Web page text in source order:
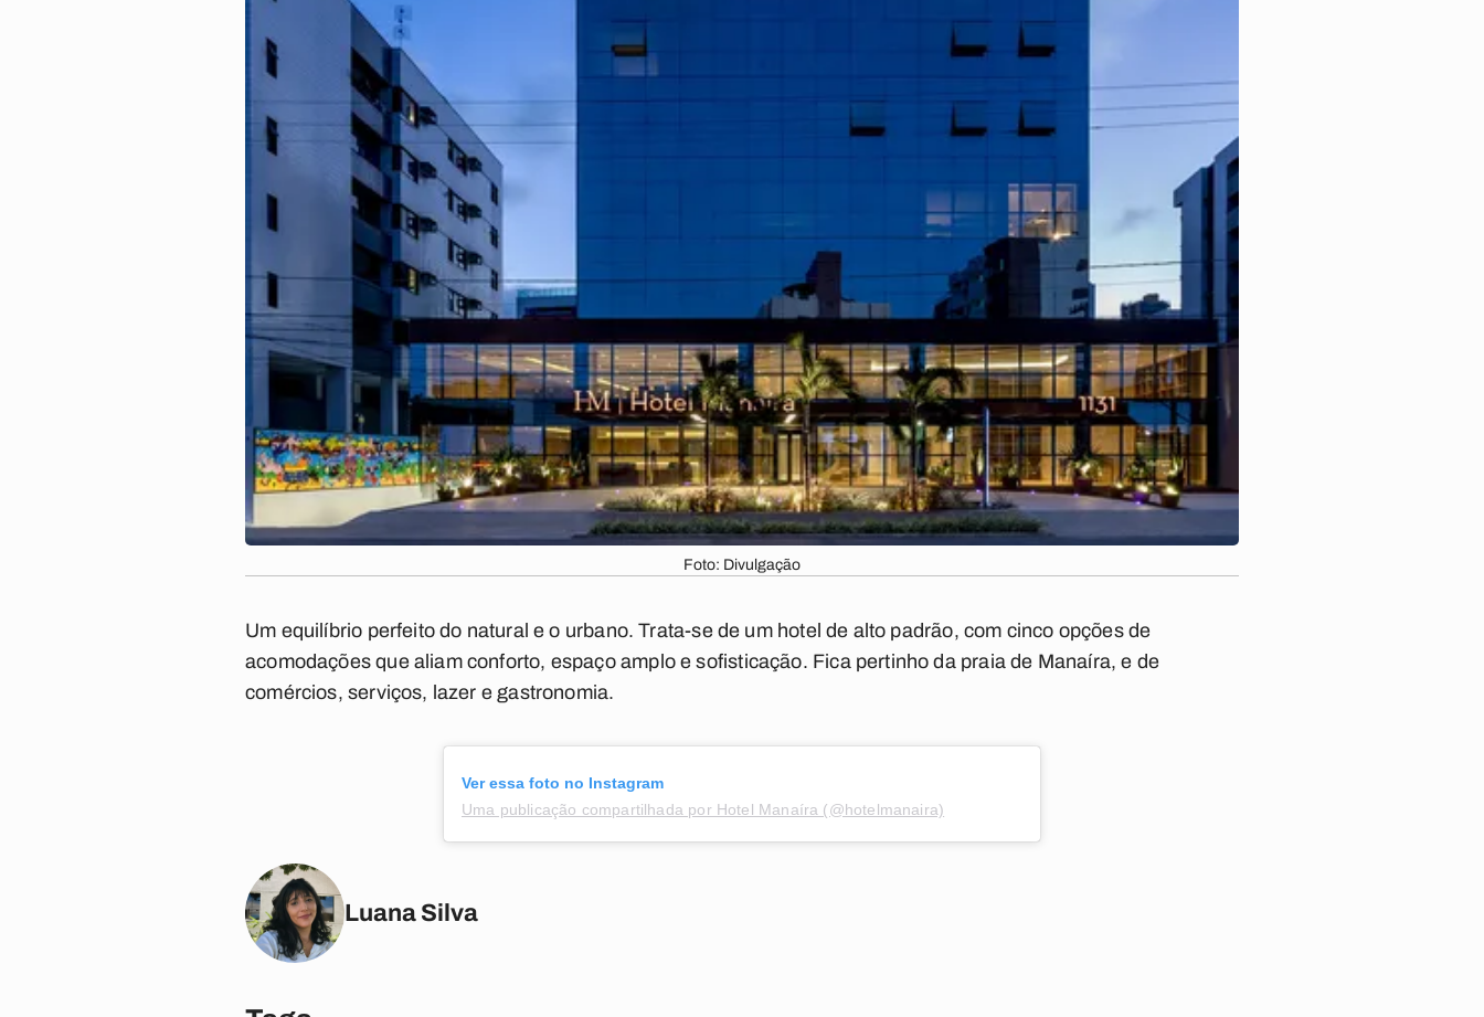
Foto: Divulgação
Um equilíbrio perfeito do natural e o urbano. Trata-se de um hotel de alto padrão, com cinco opções de
acomodações que aliam conforto, espaço amplo e sofisticação. Fica pertinho da praia de Manaíra, e de
comércios, serviços, lazer e gastronomia.
Ver essa foto no Instagram
Uma publicação compartilhada por Hotel Manaíra (@hotelmanaira)
Luana Silva